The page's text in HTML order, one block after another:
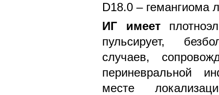
D18.0 – гемангиома
ИГ имеет
пульсирует,
случаев,
периневральной
месте